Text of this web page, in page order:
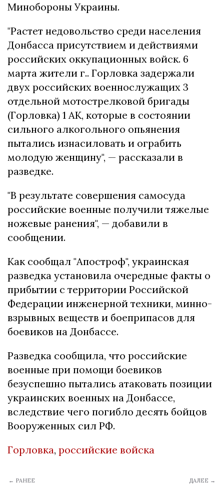
Минобороны Украины.
"Растет недовольство среди населения
Донбасса присутствием и действиями
российских оккупационных войск. 6
марта жители г.. Горловка задержали
двух российских военнослужащих 3
отдельной мотострелковой бригады
(Горловка) 1 АК, которые в состоянии
сильного алкогольного опьянения
пытались изнасиловать и ограбить
молодую женщину", — рассказали в
разведке.
"В результате совершения самосуда
российские военные получили тяжелые
ножевые ранения", — добавили в
сообщении.
Как сообщал "Апостроф", украинская
разведка установила очередные факты о
прибытии с территории Российской
Федерации инженерной техники, минно-
взрывных веществ и боеприпасов для
боевиков на Донбассе.
Разведка сообщила, что российские
военные при помощи боевиков
безуспешно пытались атаковать позиции
украинских военных на Донбассе,
вследствие чего погибло десять бойцов
Вооруженных сил РФ.
Горловка, российские войска
← РАНЕЕ ДАЛЕЕ →